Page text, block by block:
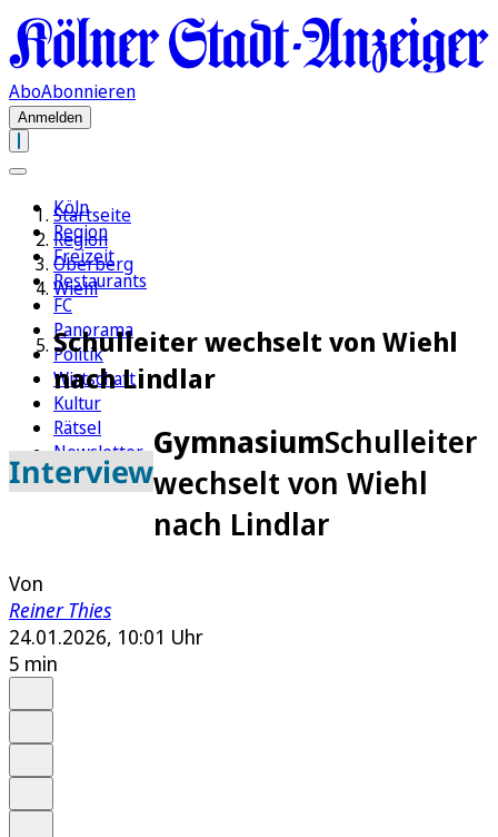
AboAbonnieren
Anmelden
Köln
Region
Freizeit
Restaurants
FC
Panorama
Politik
Wirtschaft
Kultur
Rätsel
Newsletter
E-Paper
Startseite
Region
Oberberg
Wiehl
Schulleiter wechselt von Wiehl
nach Lindlar
Interview
GymnasiumSchulleiter
wechselt von Wiehl
nach Lindlar
Von
Reiner Thies
24.01.2026, 10:01 Uhr
5 min